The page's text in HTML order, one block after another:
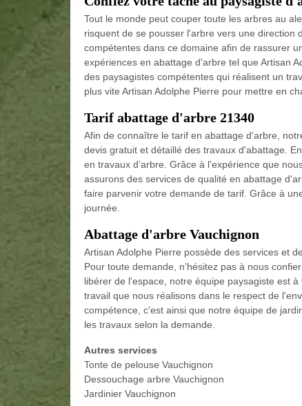
Tout le monde peut couper toute les arbres au
risquent de se pousser l'arbre vers une direction
compétentes dans ce domaine afin de rassurer
expériences en abattage d'arbre tel que Artisan
des paysagistes compétentes qui réalisent un
plus vite Artisan Adolphe Pierre pour mettre en
Tarif abattage d'arbre 21340
Afin de connaître le tarif en abattage d'arbre,
devis gratuit et détaillé des travaux d'abattage.
en travaux d’arbre. Grâce à l'expérience que
assurons des services de qualité en abattage
faire parvenir votre demande de tarif. Grâce à
journée.
Abattage d'arbre Vauchignon
Artisan Adolphe Pierre possède des services et
Pour toute demande, n’hésitez pas à nous
libérer de l'espace, notre équipe paysagiste est
travail que nous réalisons dans le respect de
compétence, c’est ainsi que notre équipe de
les travaux selon la demande.
Autres services
Tonte de pelouse Vauchignon
Dessouchage arbre Vauchignon
Jardinier Vauchignon